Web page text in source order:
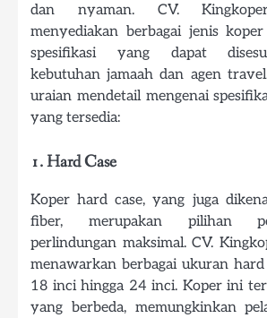
dan nyaman. CV.
menyediakan berbagai jenis
spesifikasi yang dapat
kebutuhan jamaah dan agen
uraian mendetail mengenai
yang tersedia:
1. Hard Case
Koper hard case, yang juga
fiber, merupakan pilihan
perlindungan maksimal. CV.
menawarkan berbagai ukuran
18 inci hingga 24 inci. Koper ini
yang berbeda, memungkinkan